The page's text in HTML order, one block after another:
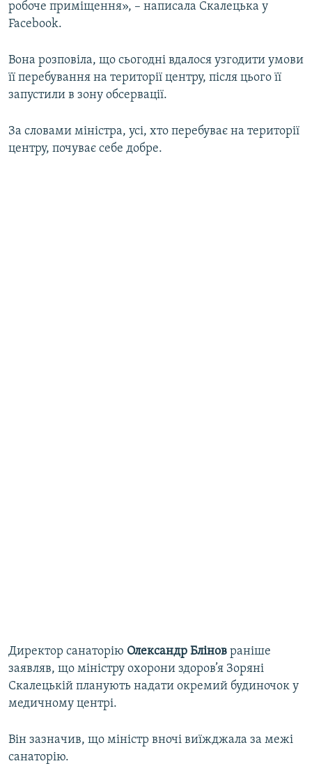
робоче приміщення», – написала Скалецька у
Facebook.
Вона розповіла, що сьогодні вдалося узгодити умови
її перебування на території центру, після цього її
запустили в зону обсервації.
За словами міністра, усі, хто перебуває на території
центру, почуває себе добре.
Директор санаторію Олександр Блінов раніше
заявляв, що міністру охорони здоров’я Зоряні
Скалецькій планують надати окремий будиночок у
медичному центрі.
Він зазначив, що міністр вночі виїжджала за межі
санаторію.